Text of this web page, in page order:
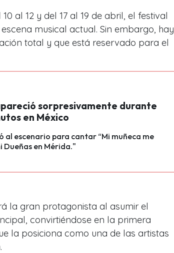
al 12 y del 17 al 19 de abril, el festival
musical actual. Sin embargo, hay
total y que está reservado para el
sorpresivamente durante
en México
al escenario para cantar “Mi muñeca me
Dueñas en Mérida."
la gran protagonista al asumir el
convirtiéndose en la primera
la posiciona como una de las artistas